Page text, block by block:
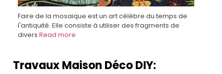
Faire de la mosaïque est un art célèbre du temps de
l'antiquité. Elle consiste à utiliser des fragments de
divers Read more
Travaux Maison Déco DIY: